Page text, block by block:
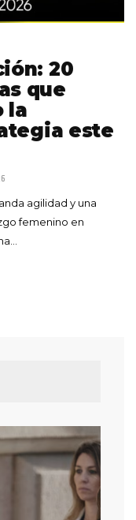
20
que
la
este
agilidad y una
femenino en